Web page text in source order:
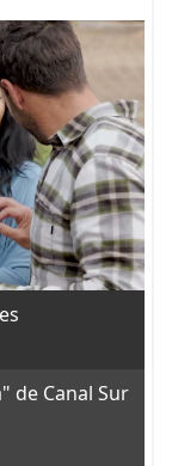
de Canal Sur